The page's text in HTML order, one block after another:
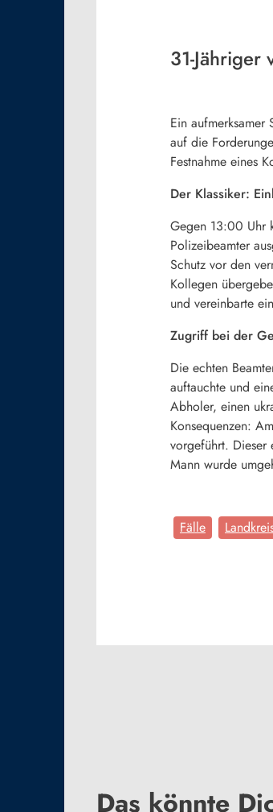
31-Jähriger
Ein
auf die
Festnahme eines
Der Klassiker:
Gegen 13:00 Uhr
Polizeibeamter
Schutz vor den
Kollegen
und vereinbarte
Zugriff bei der
Die echten
auftauchte und
Abholer, einen
Konsequenzen:
vorgeführt. Dieser
Mann wurde
Fälle
Das könnte